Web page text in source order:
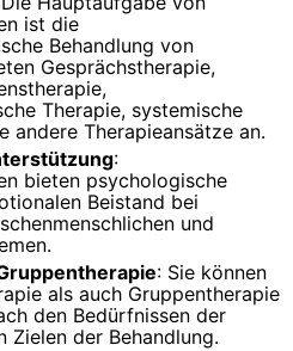
ist die
Behandlung von
Gesprächstherapie,
Therapie, systemische
andere Therapieansätze an.
:
bieten psychologische
Beistand bei
und
: Sie können
als auch Gruppentherapie
den Bedürfnissen der
Zielen der Behandlung.